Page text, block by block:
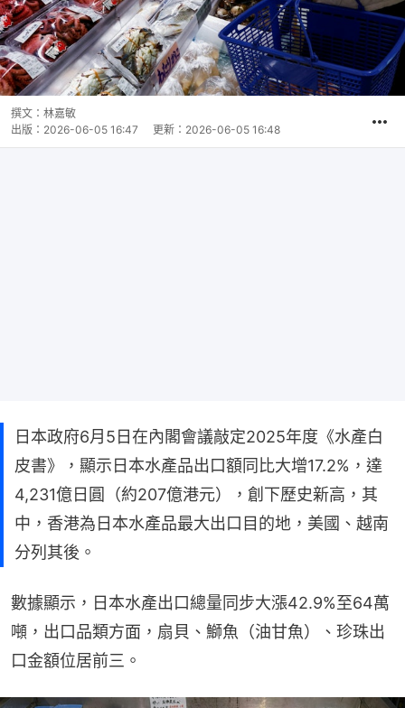
撰文： 林嘉敏
出版： 2026-06-05 16:47 更新： 2026-06-05 16:48
日本政府6月5日在內閣會議敲定2025年度《水產白
皮書》，顯示日本水產品出口額同比大增17.2%，達
4,231億日圓（約207億港元），創下歷史新高，其
中，香港為日本水產品最大出口目的地，美國、越南
分列其後。
數據顯示，日本水產出口總量同步大漲42.9%至64萬
噸，出口品類方面，扇貝、鰤魚（油甘魚）、珍珠出
口金額位居前三。